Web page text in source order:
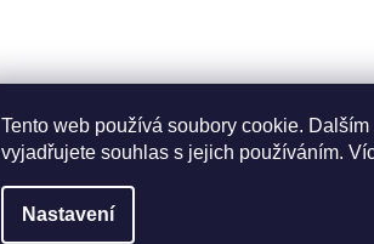
Tento web používá soubory cookie.
vyjadřujete souhlas s jejich používáním.
Nastavení